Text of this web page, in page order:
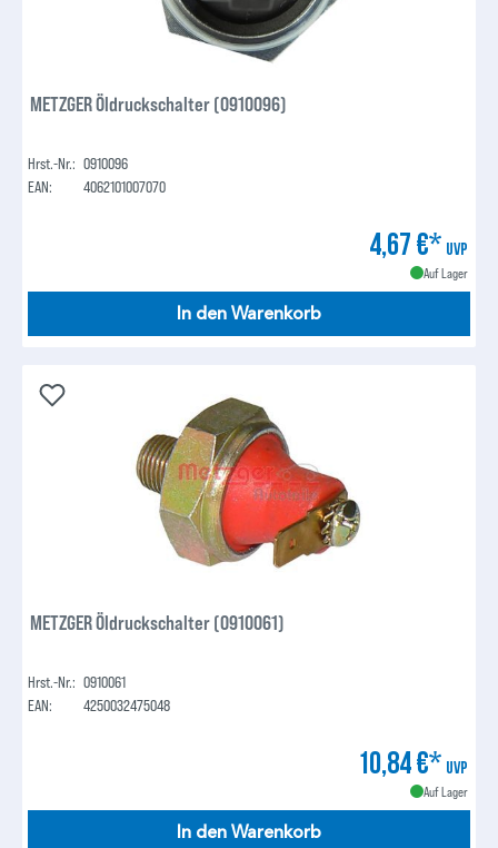
METZGER Öldruckschalter (0910096)
Hrst.-Nr.: 0910096
EAN:
4062101007070
4,67 €* UVP
Auf Lager
In den Warenkorb
METZGER Öldruckschalter (0910061)
Hrst.-Nr.: 0910061
EAN:
4250032475048
10,84 €* UVP
Auf Lager
In den Warenkorb